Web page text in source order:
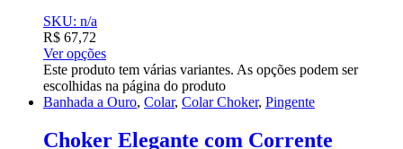
SKU: n/a
R$ 67,72
Ver opções
Este produto tem várias variantes. As opções podem ser
escolhidas na página do produto
Banhada a Ouro, Colar, Colar Choker, Pingente
Choker Elegante com Corrente